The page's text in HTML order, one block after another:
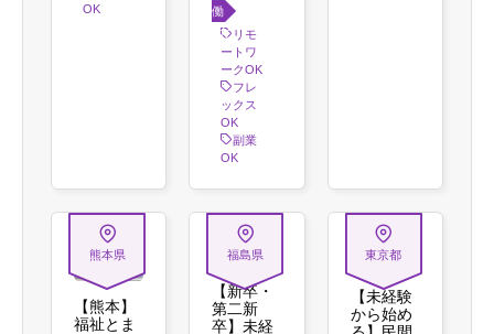
OK
働き
方 リモ
ートワ
ークOK
フレ
ックス
OK
副業
OK
熊本県
【熊本】
福祉とま
福島県
【新卒・
第二新
卒】未経
東京都
【未経験
から始め